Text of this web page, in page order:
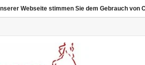
Webseite stimmen Sie dem Gebrauch von